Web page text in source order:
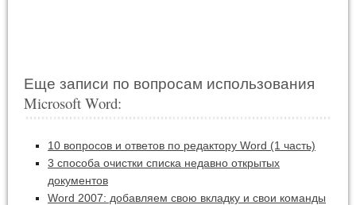
Еще записи по вопросам использования
Microsoft Word:
10 вопросов и ответов по редактору Word (1 часть)
3 способа очистки списка недавно открытых
документов
Word 2007: добавляем свою вкладку и свои команды